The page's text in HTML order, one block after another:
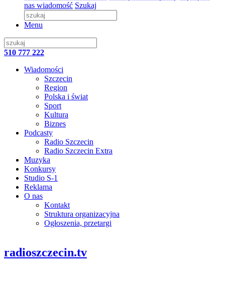
nas wiadomość Szukaj
Menu
510 777 222
Wiadomości
Szczecin
Region
Polska i świat
Sport
Kultura
Biznes
Podcasty
Radio Szczecin
Radio Szczecin Extra
Muzyka
Konkursy
Studio S-1
Reklama
O nas
Kontakt
Struktura organizacyjna
Ogłoszenia, przetargi
radioszczecin.tv